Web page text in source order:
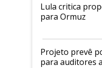
Lula critica
para Ormuz
Projeto prevê
para auditores